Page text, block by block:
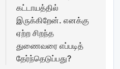
கட்டாயத்தில்
இருக்கிறேன். எனக்கு
ஏற்ற சிறந்த
துணைவரை எப்படித்
தேர்ந்தெடுப்பது?